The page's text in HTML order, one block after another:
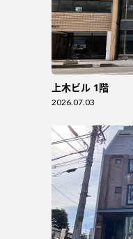
上木ビル 1階
2026.07.03